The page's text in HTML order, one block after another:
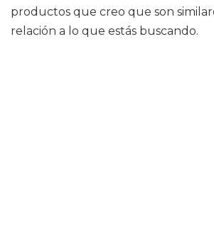
productos que creo que son
relación a lo que estás buscando.